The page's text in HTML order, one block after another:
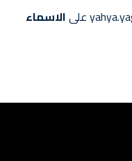
علىالاسماء